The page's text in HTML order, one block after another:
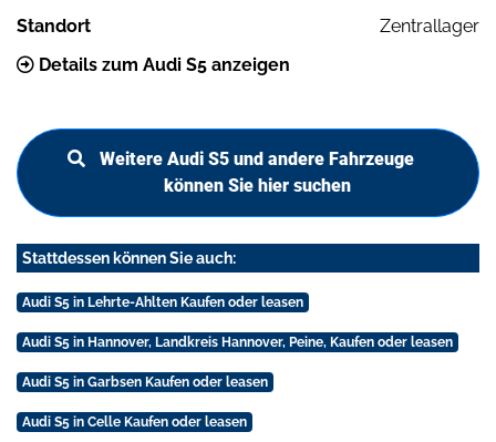
Standort
Zentrallager
Details zum Audi S5 anzeigen
Weitere Audi S5 und andere Fahrzeuge
können Sie hier suchen
Stattdessen können Sie auch:
Audi S5 in Lehrte-Ahlten Kaufen oder leasen
Audi S5 in Hannover, Landkreis Hannover, Peine, Kaufen oder leasen
Audi S5 in Garbsen Kaufen oder leasen
Audi S5 in Celle Kaufen oder leasen